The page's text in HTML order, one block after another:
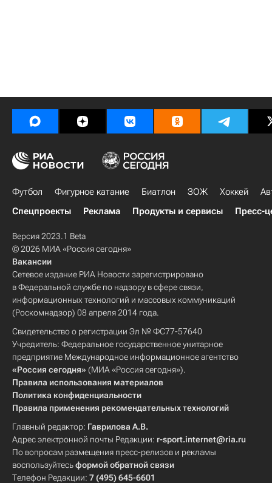
Футбол Фигурное катание Биатлон ЗОЖ Хоккей
Спецпроекты
Реклама Продукты и сервисы Пресс-
Версия 2023.1 Beta
© 2026 МИА «Россия сегодня»
Вакансии
Сетевое издание РИА Новости зарегистрировано
в Федеральной службе по надзору в сфере связи,
информационных технологий и массовых коммуникаций
(Роскомнадзор) 08 апреля 2014 года.
Свидетельство о регистрации Эл № ФС77-57640
Учредитель: Федеральное государственное унитарное
предприятие Международное информационное агентство
«Россия сегодня» (МИА «Россия сегодня»).
Правила использования материалов
Политика конфиденциальности
Правила применения рекомендательных технологий
Главный редактор: Гаврилова А.В.
Адрес электронной почты Редакции: r-sport.internet@ria.ru
По вопросам размещения пресс-релизов и рекламы
воспользуйтесьформой обратной связи
Телефон Редакции: 7 (495) 645-6601